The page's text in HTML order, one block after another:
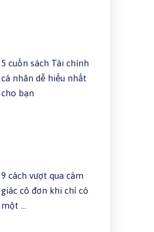
5 cuốn sách Tài chính
cá nhân dễ hiểu nhất
cho bạn
9 cách vượt qua cảm
giác cô đơn khi chỉ có
một …